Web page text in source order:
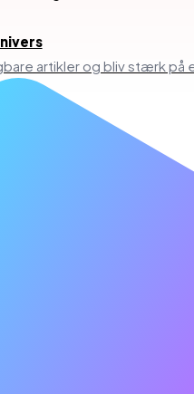
artikler og bliv stærk på
i din
præcise